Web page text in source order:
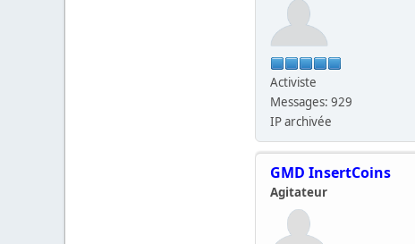
Activiste
Messages: 929
IP archivée
GMD InsertCoins
Agitateur